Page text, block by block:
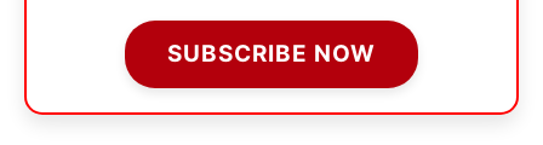
SUBSCRIBE NOW